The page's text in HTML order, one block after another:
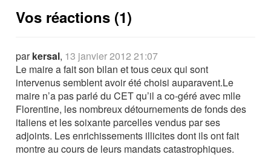
Vos réactions (1)
parkersal, 13 janvier 2012 21:07
Le maire a fait son bilan et tous ceux qui sont
intervenus semblent avoir été choisi auparavent.Le
maire n’a pas parlé du CET qu’il a co-géré avec mlle
Florentine, les nombreux détournements de fonds des
italiens et les soixante parcelles vendus par ses
adjoints. Les enrichissements illicites dont ils ont fait
montre au cours de leurs mandats catastrophiques.